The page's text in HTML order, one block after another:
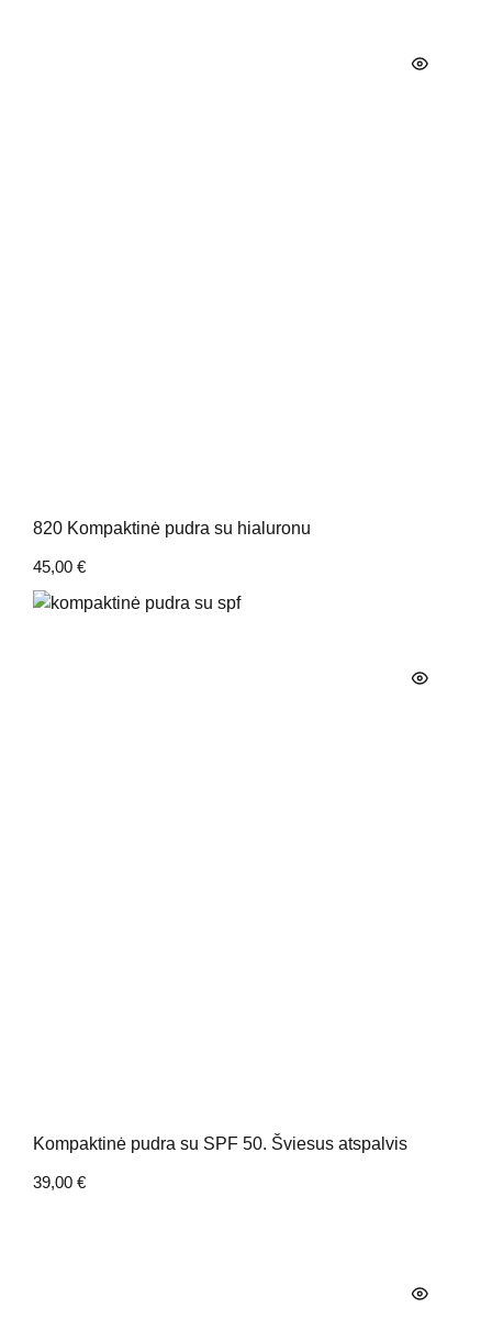
820 Kompaktinė pudra su hialuronu
45,00 €
Kompaktinė pudra su SPF 50. Šviesus atspalvis
39,00 €